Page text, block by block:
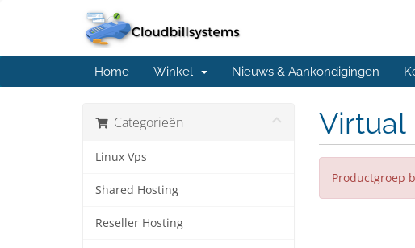
Home Winkel Nieuws & Aankondigingen
Categorieën
Linux Vps
Shared Hosting
Reseller Hosting
Virtual
Productgroep